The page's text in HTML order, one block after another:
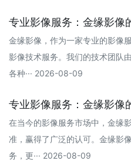
专业影像服务：金缘影像
金缘影像，作为一家专业的影像
影像技术服务。我们的技术团队
各种··· 2026-08-09
专业影像服务：金缘影像
在当今的影像服务市场中，金缘
准，赢得了广泛的认可。金缘影
务，更··· 2026-08-09